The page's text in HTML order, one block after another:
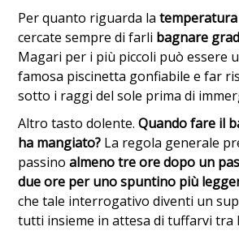
Per quanto riguarda la temperatura
cercate sempre di farli bagnare
Magari per i più piccoli può essere
famosa piscinetta gonfiabile e far
sotto i raggi del sole prima di
Altro tasto dolente.Quando fare il
ha mangiato? La regola generale
passinoalmeno tre ore dopo un
due ore per uno spuntino più
che tale interrogativo diventi un
tutti insieme in attesa di tuffarvi tra